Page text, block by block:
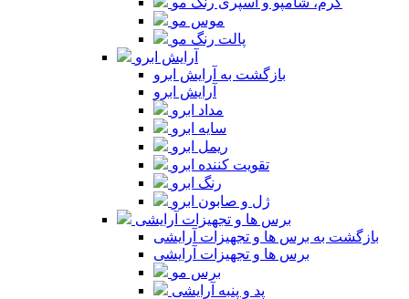
موس مو
پالت رنگ مو
آرایش ابرو
بازگشت به آرایش ابرو
آرایش ابرو
مداد ابرو
سایه ابرو
ریمل ابرو
تقویت کننده ابرو
رنگ ابرو
ژل و صابون ابرو
برس ها و تجهیزات آرایشی
بازگشت به برس ها و تجهیزات آرایشی
برس ها و تجهیزات آرایشی
برس مو
پد و پنبه آرایشی